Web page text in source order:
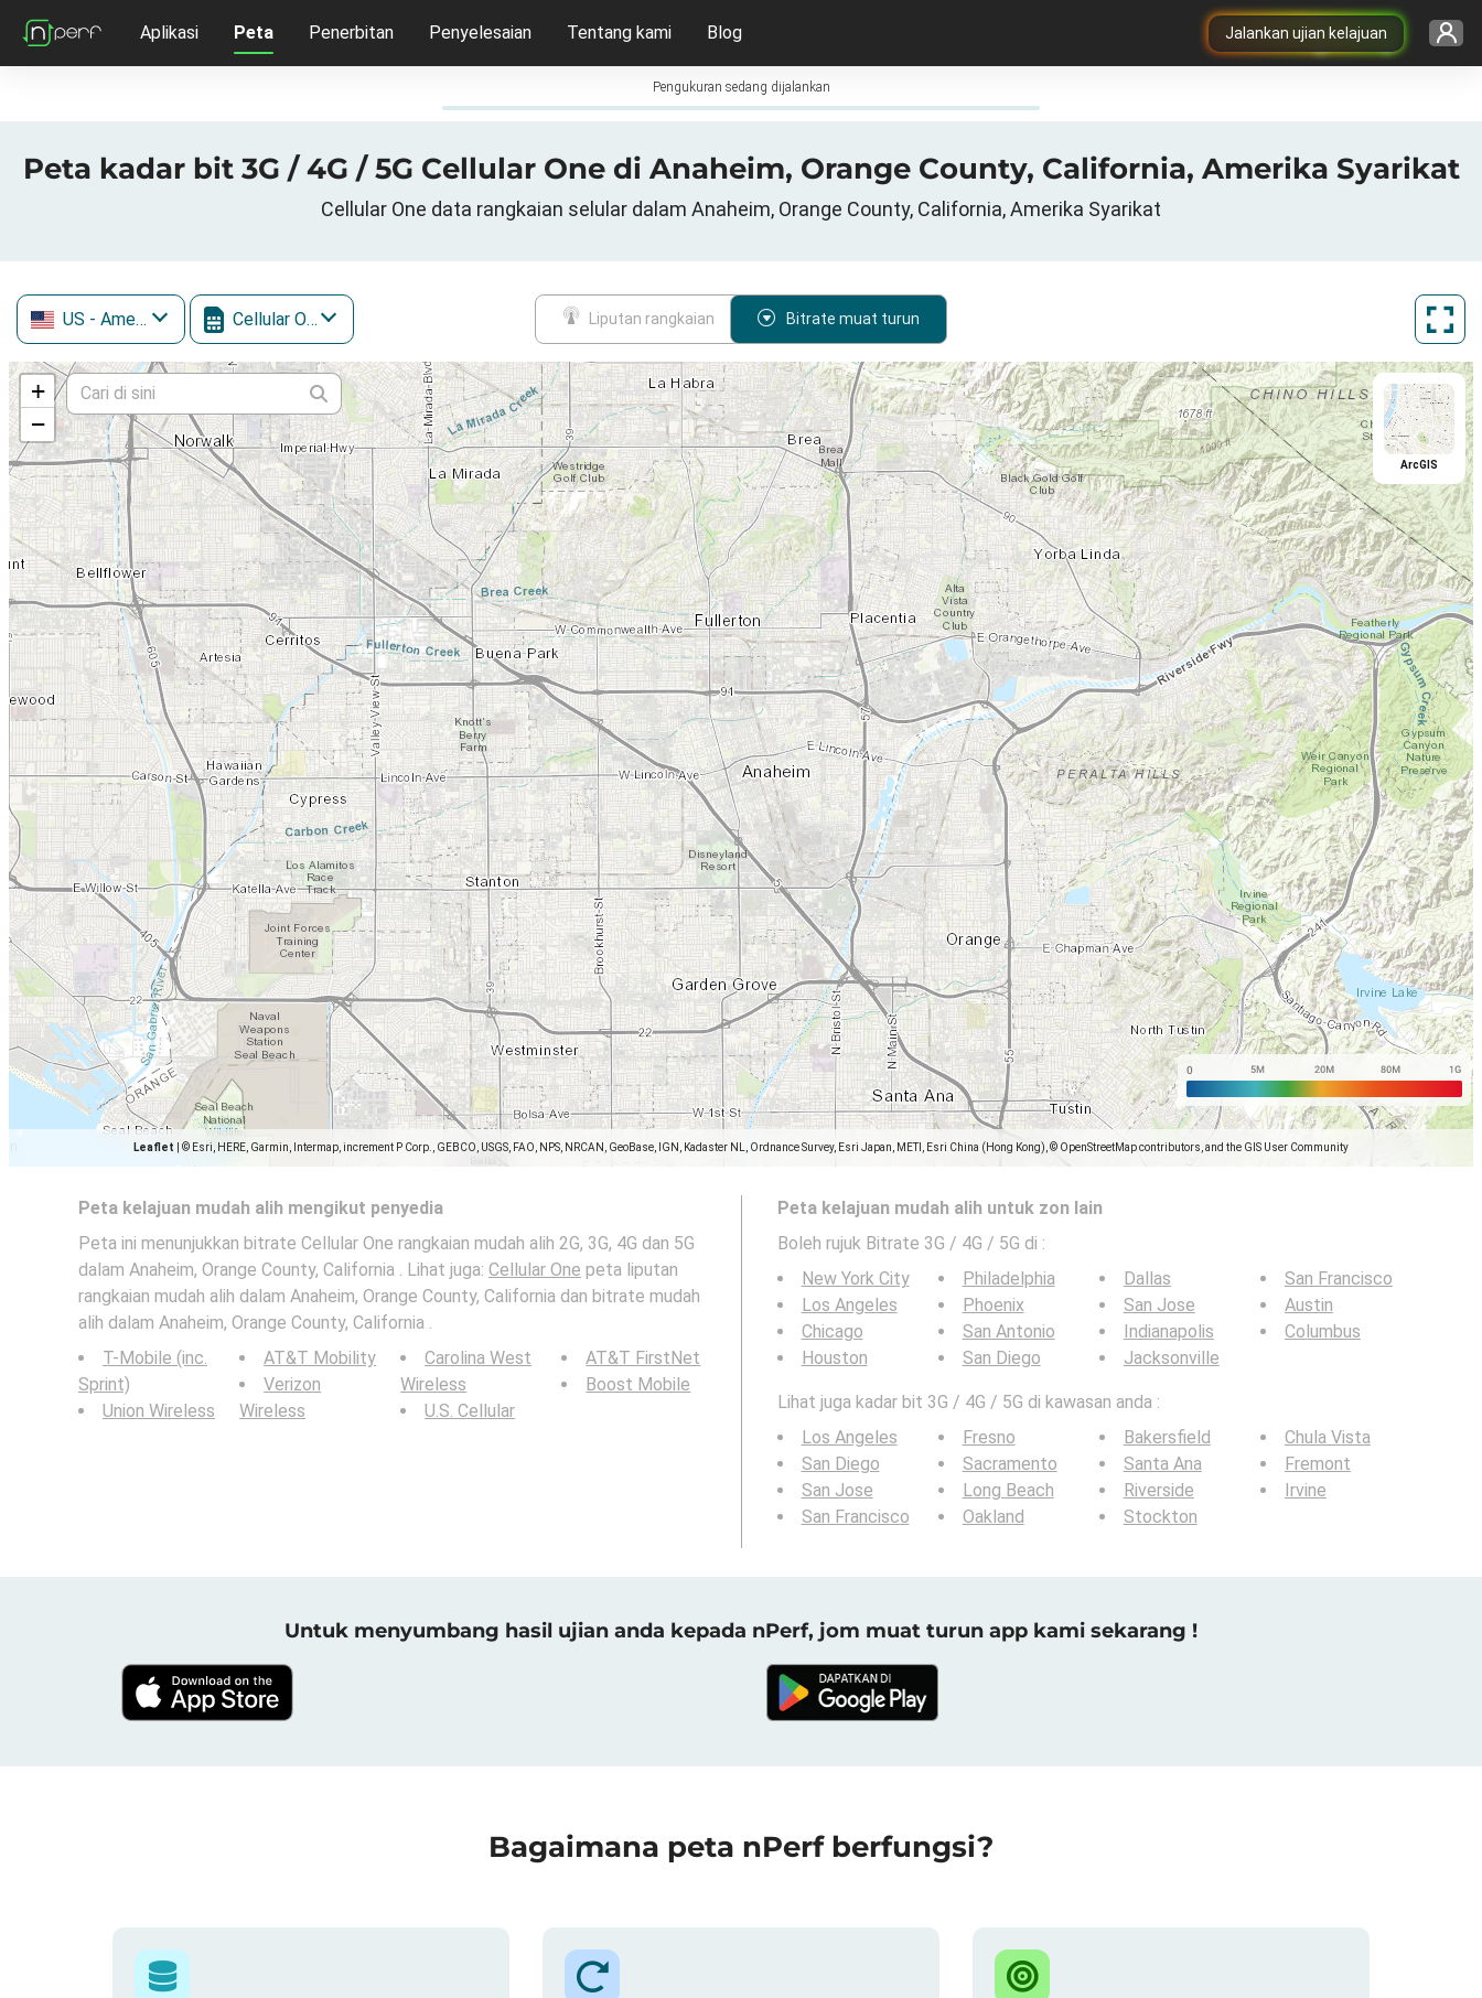
Jalankan ujian kelajuan
Aplikasi Peta Penerbitan Penyelesaian Tentang kami Blog
Pengukuran sedang dijalankan
Peta kadar bit 3G / 4G / 5G Cellular One di Anaheim, Orange County, California, Amerika Syarikat
Cellular One data rangkaian selular dalam Anaheim, Orange County, California, Amerika Syarikat
US - Amerika Syarikat Cellular One Liputan rangkaian Bitrate muat turun
+
−
Leaflet © Esri, HERE, Garmin, Intermap, increment P Corp., GEBCO, USGS, FAO, NPS, NRCAN, GeoBase, IGN, Kadaster NL, Ordnance Survey, Esri Japan, METI, Esri China (Hong Kong), © OpenStreetMap contributors, and the GIS User Community
ArcGIS
Peta kelajuan mudah alih mengikut penyedia
Peta ini menunjukkan bitrate Cellular One rangkaian mudah alih 2G, 3G, 4G dan 5G
dalam Anaheim, Orange County, California . Lihat juga: Cellular One peta liputan
rangkaian mudah alih dalam Anaheim, Orange County, California dan bitrate mudah
alih dalam Anaheim, Orange County, California .
T-Mobile (inc.
Sprint)
Union Wireless
AT&T Mobility
Verizon
Wireless
Carolina West
Wireless
U.S. Cellular
AT&T FirstNet
Boost Mobile
Peta kelajuan mudah alih untuk zon lain
Boleh rujuk Bitrate 3G / 4G / 5G di :
New York City
Los Angeles
Chicago
Houston
Philadelphia
Phoenix
San Antonio
San Diego
Dallas
San Jose
Indianapolis
Jacksonville
San Francisco
Austin
Columbus
Lihat juga kadar bit 3G / 4G / 5G di kawasan anda :
Los Angeles
San Diego
San Jose
San Francisco
Fresno
Sacramento
Long Beach
Oakland
Bakersfield
Santa Ana
Riverside
Stockton
Chula Vista
Fremont
Irvine
Untuk menyumbang hasil ujian anda kepada nPerf, jom muat turun app kami sekarang !
Bagaimana peta nPerf berfungsi?